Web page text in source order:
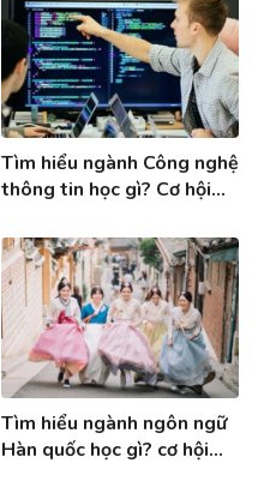
Tìm hiểu ngành Công nghệ
thông tin học gì? Cơ hội
thông tin
Tìm hiểu ngành ngôn ngữ
Hàn quốc học gì? cơ hội